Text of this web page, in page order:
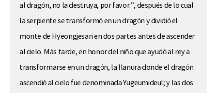
al dragón, no la destruya, por favor.”, después de lo cual
la serpiente se transformó en un dragón y dividió el
monte de Hyeongjesan en dos partes antes de ascender
al cielo. Más tarde, en honor del niño que ayudó al rey a
transformarse en un dragón, la llanura donde el dragón
ascendió al cielo fue denominada Yugeumideul; y las dos